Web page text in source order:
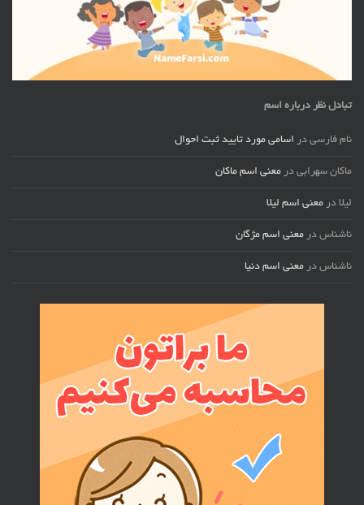
تبادل نظر درباره اسم
نام فارسی در اسامی مورد تایید ثبت احوال
ماکان سهرابی در معنی اسم ماکان
لیلا در معنی اسم لیلا
ناشناس در معنی اسم مژگان
ناشناس در معنی اسم دنیا